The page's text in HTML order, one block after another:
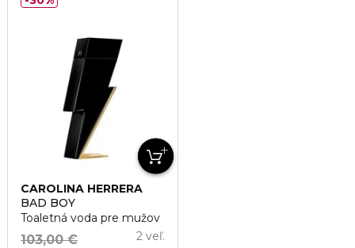
CAROLINA HERRERA
BAD BOY
Toaletná voda pre mužov
103,00 € 2 veľ.